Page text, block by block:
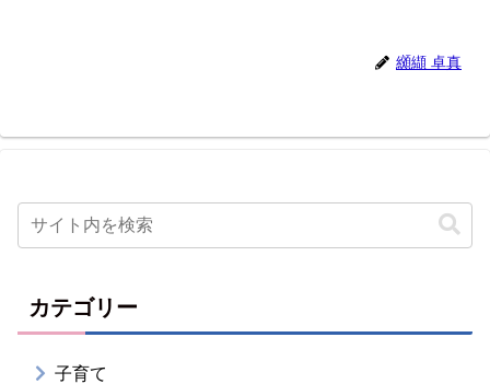
纐纈 卓真
カテゴリー
子育て